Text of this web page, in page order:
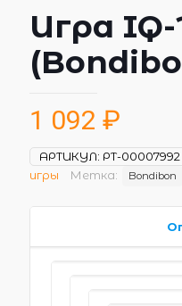
Игра
1 092 ₽
АРТИКУЛ: РТ-00007992
игры
Метка: Bondibon